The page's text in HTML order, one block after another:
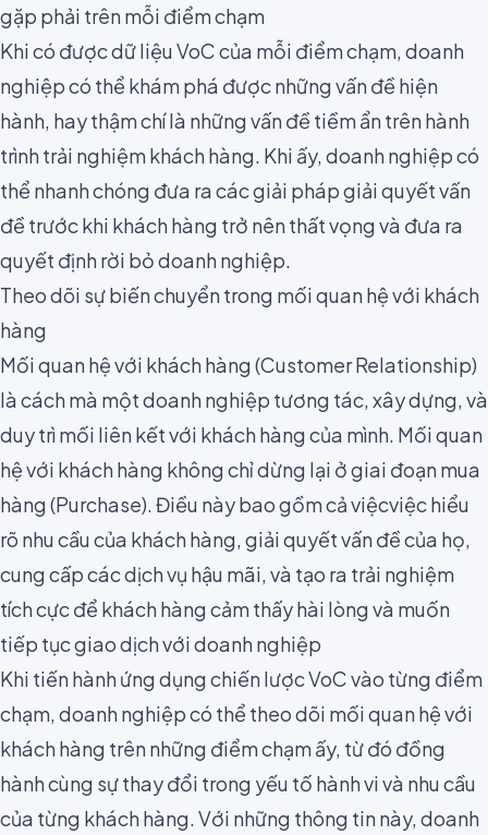
gặp phải trên mỗi điểm chạm
Khi có được dữ liệu VoC của mỗi điểm chạm, doanh
nghiệp có thể khám phá được những vấn đề hiện
hành, hay thậm chí là những vấn đề tiềm ẩn trên hành
trình trải nghiệm khách hàng. Khi ấy, doanh nghiệp có
thể nhanh chóng đưa ra các giải pháp giải quyết vấn
đề trước khi khách hàng trở nên thất vọng và đưa ra
quyết địnhrời bỏ doanh nghiệp.
Theo dõi sự biến chuyển trong mối quan hệ với khách
hàng
Mối quan hệ với khách hàng (Customer Relationship)
là cách mà một doanh nghiệp tương tác, xây dựng, và
duy trì mối liên kết với khách hàng của mình. Mối quan
hệ với khách hàng không chỉ dừng lại ở giai đoạn mua
hàng (Purchase). Điều này bao gồm cả việcviệc hiểu
rõ nhu cầu của khách hàng, giải quyết vấn đề của họ,
cung cấp các dịch vụ hậu mãi, và tạo ra trải nghiệm
tích cực để khách hàng cảm thấy hài lòng và muốn
tiếp tục giao dịch với doanh nghiệp
Khi tiến hành ứng dụng chiến lược VoC vào từng điểm
chạm, doanh nghiệp có thể theo dõi mối quan hệ với
khách hàng trên những điểm chạm ấy, từ đó đồng
hành cùng sự thay đổi trong yếu tố hành vi và nhu cầu
của từng khách hàng. Với những thông tin này, doanh